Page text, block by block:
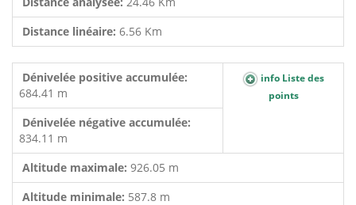
Distance linéaire: 6.56 Km
Dénivelée positive accumulée:
684.41 m
info Liste des
points
Dénivelée négative accumulée:
834.11 m
Altitude maximale: 926.05 m
Altitude minimale: 587.8 m